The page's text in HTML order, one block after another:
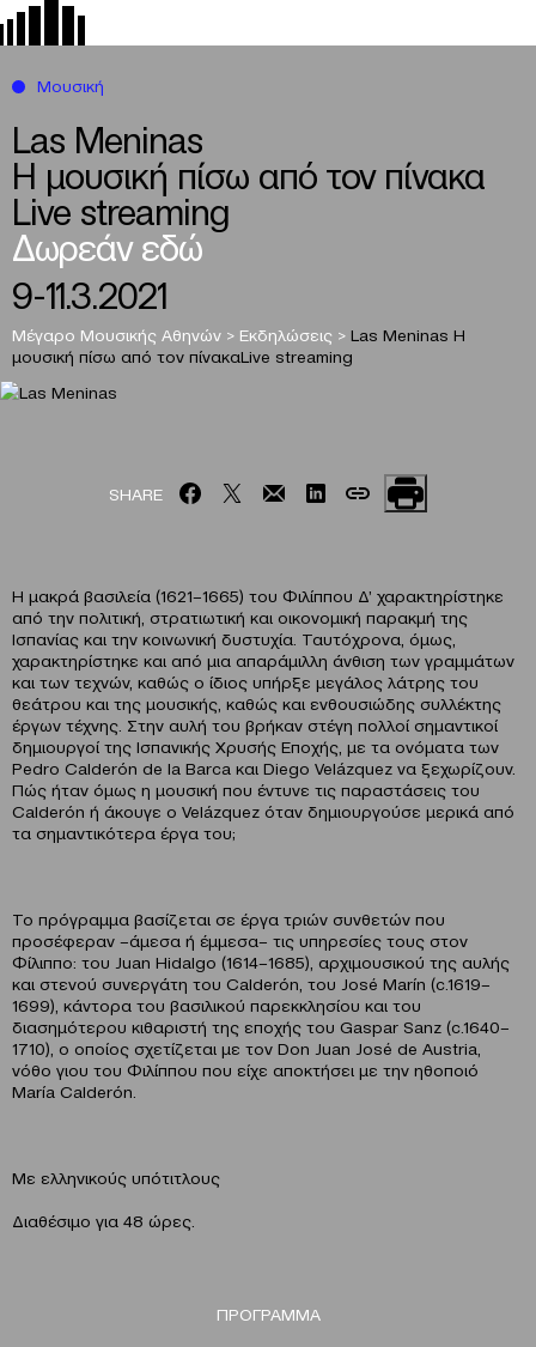
Las Meninas
Η μουσική πίσω από τον πίνακα
Live streaming
Δωρεάν εδώ
9-11.3.2021
Μέγαρο Μουσικής Αθηνών > Εκδηλώσεις > Las Meninas Η
μουσική πίσω από τον πίνακαLive streaming
Μουσική
SHARE
Η μακρά βασιλεία (1621–1665) του Φιλίππου Δ’ χαρακτηρίστηκε
από την πολιτική, στρατιωτική και οικονομική παρακμή της
Ισπανίας και την κοινωνική δυστυχία. Ταυτόχρονα, όμως,
χαρακτηρίστηκε και από μια απαράμιλλη άνθιση των γραμμάτων
και των τεχνών, καθώς ο ίδιος υπήρξε μεγάλος λάτρης του
θεάτρου και της μουσικής, καθώς και ενθουσιώδης συλλέκτης
έργων τέχνης. Στην αυλή του βρήκαν στέγη πολλοί σημαντικοί
δημιουργοί της Ισπανικής Χρυσής Εποχής, με τα ονόματα των
Pedro Calderόn de la Barca και Diego Velázquez να ξεχωρίζουν.
Πώς ήταν όμως η μουσική που έντυνε τις παραστάσεις του
Calderόn ή άκουγε ο Velázquez όταν δημιουργούσε μερικά από
τα σημαντικότερα έργα του;
Το πρόγραμμα βασίζεται σε έργα τριών συνθετών που
προσέφεραν –άμεσα ή έμμεσα– τις υπηρεσίες τους στον
Φίλιππο: του Juan Hidalgo (1614–1685), αρχιμουσικού της αυλής
και στενού συνεργάτη του Calderόn, του José Marín (c.1619–
1699), κάντορα του βασιλικού παρεκκλησίου και του
διασημότερου κιθαριστή της εποχής του Gaspar Sanz (c.1640–
1710), ο οποίος σχετίζεται με τον Don Juan José de Austria,
νόθο γιου του Φιλίππου που είχε αποκτήσει με την ηθοποιό
María Calderόn.
Με ελληνικούς υπότιτλους
Διαθέσιμο για 48 ώρες.
ΠΡΟΓΡΑΜΜΑ